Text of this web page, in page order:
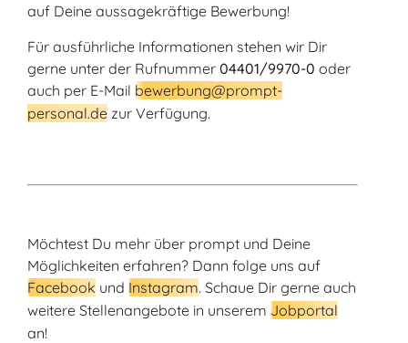
auf Deine aussagekräftige Bewerbung!
Für ausführliche Informationen stehen wir Dir
gerne unter der Rufnummer 04401/9970-0 oder
auch per E-Mail bewerbung@prompt-
personal.de zur Verfügung.
Möchtest Du mehr über prompt und Deine
Möglichkeiten erfahren? Dann folge uns auf
Facebook und Instagram. Schaue Dir gerne auch
weitere Stellenangebote in unserem Jobportal
an!